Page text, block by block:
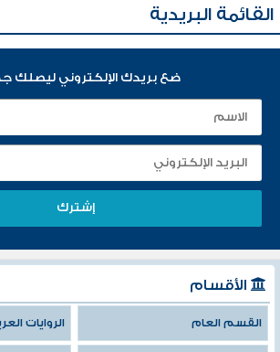
القائمة البريدية
ضع بريدك الإلكتروني ليصلك
الأقسام
القسم العام الروايات